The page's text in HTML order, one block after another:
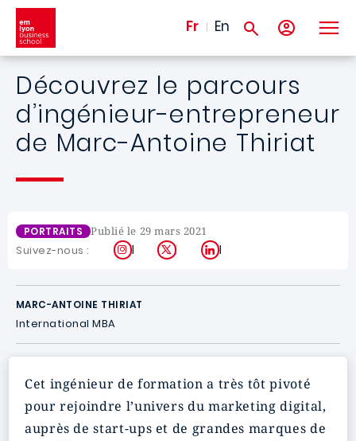
Aller au contenu principal
Fr En
Découvrez le parcours
d’ingénieur-entrepreneur
de Marc-Antoine Thiriat
PORTRAITS Publié le 29 mars 2021
Suivez-nous : Instagram
X LinkedIn
MARC-ANTOINE THIRIAT
International MBA
Cet ingénieur de formation a très tôt pivoté
pour rejoindre l’univers du marketing digital,
auprès de start-ups et de grandes marques de